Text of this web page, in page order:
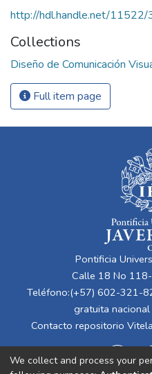
http://hdl.handle.net/
Collections
Diseño de Comunicación
Full item page
Pontificia
Calle 18 No
Teléfono:(+57) 602-321-
gratuita
Contacto repositorio
We collect and process your